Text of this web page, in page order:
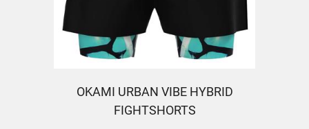
OKAMI URBAN VIBE HYBRID
FIGHTSHORTS